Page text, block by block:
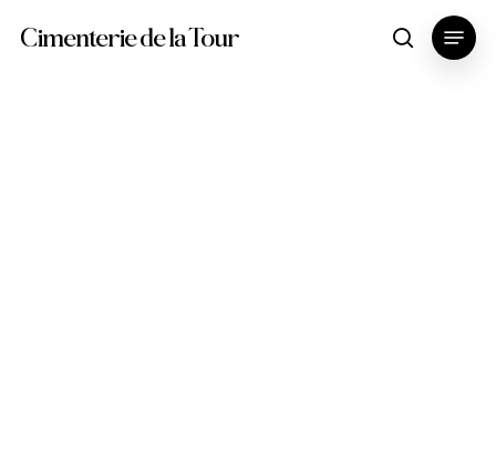
Cimenterie de la Tour search
Menu